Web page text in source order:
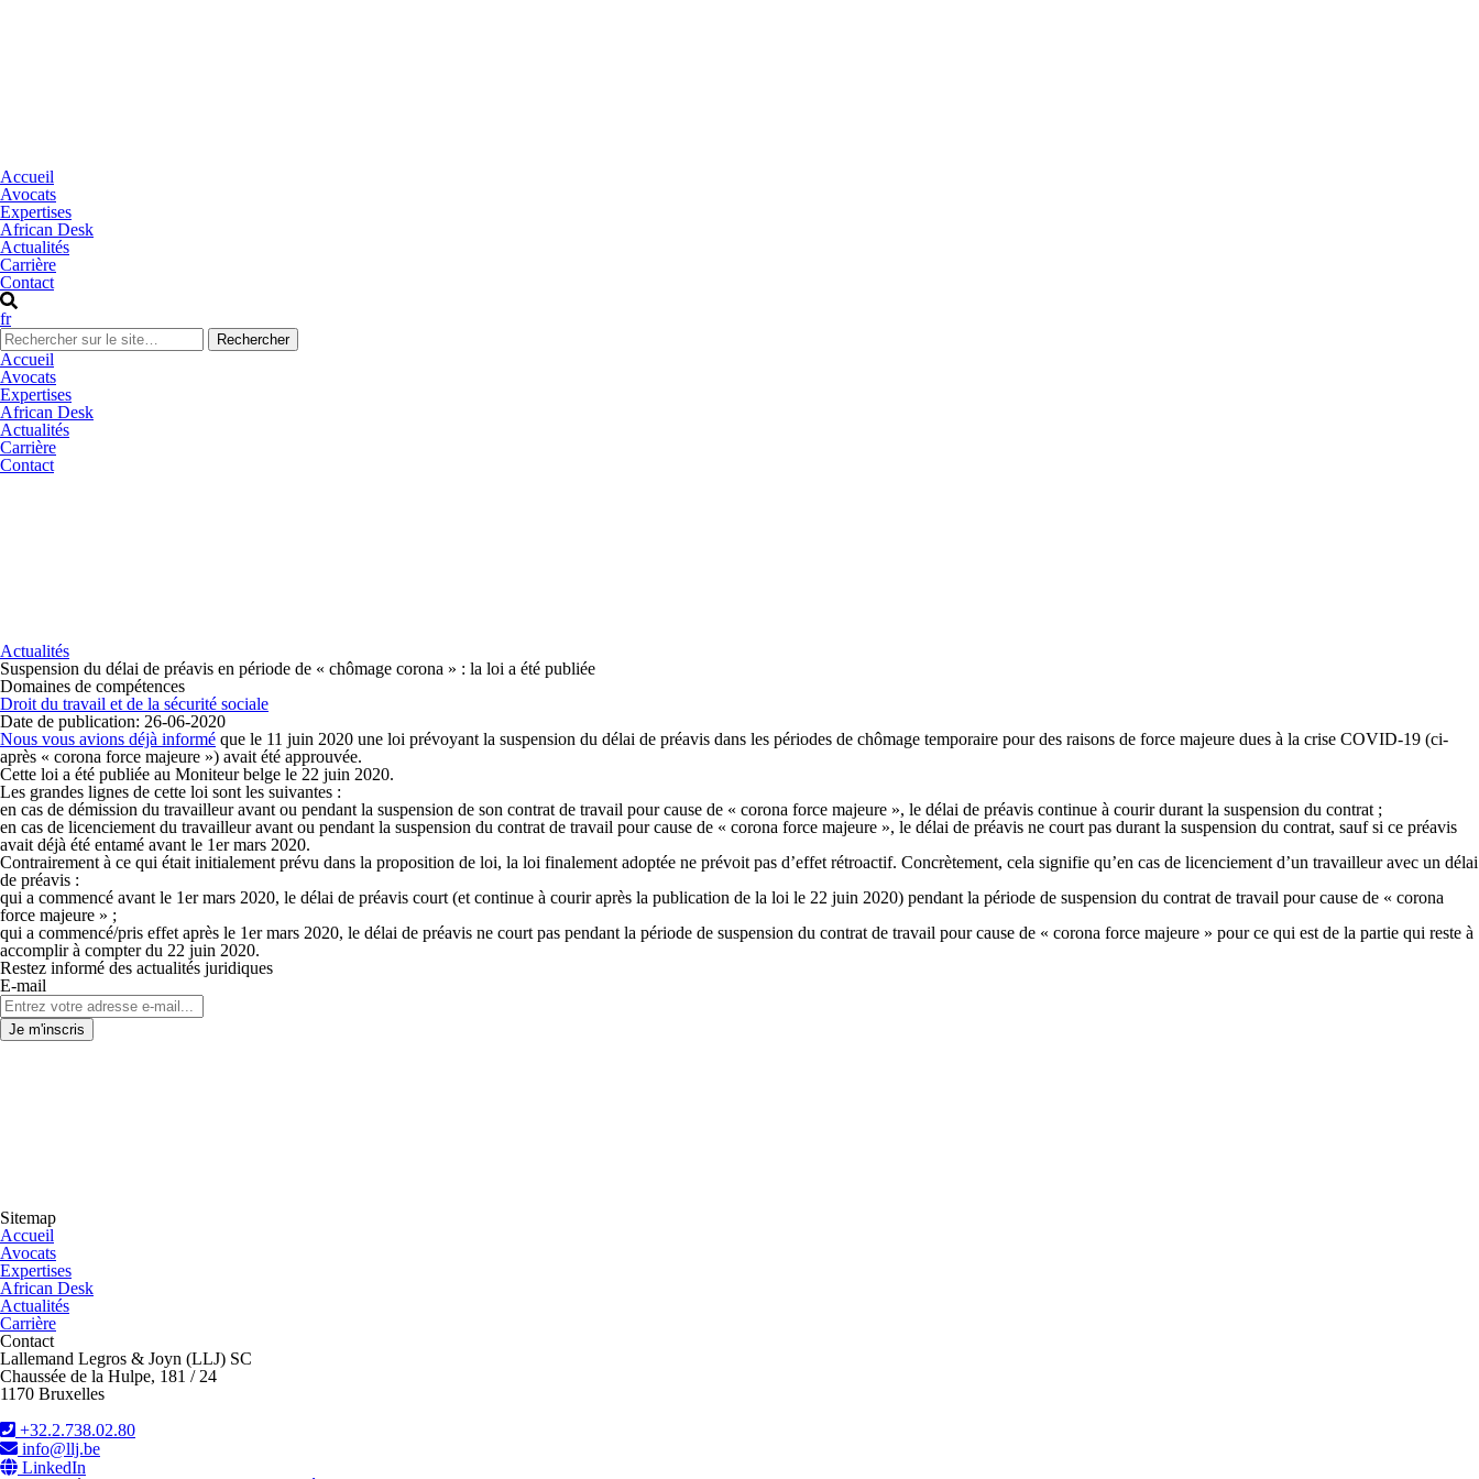
Accueil
Avocats
Expertises
African Desk
Actualités
Carrière
Contact
fr
Accueil
Avocats
Expertises
African Desk
Actualités
Carrière
Contact
Actualités
Suspension du délai de préavis en période de « chômage corona » : la loi a été publiée
Domaines de compétences
Droit du travail et de la sécurité sociale
Date de publication: 26-06-2020
Nous vous avions déjà informé que le 11 juin 2020 une loi prévoyant la suspension du délai de préavis dans les périodes de chômage temporaire pour des raisons de force majeure dues à la crise COVID-19 (ci-
après « corona force majeure ») avait été approuvée.
Cette loi a été publiée au Moniteur belge le 22 juin 2020.
Les grandes lignes de cette loi sont les suivantes :
en cas de démission du travailleur avant ou pendant la suspension de son contrat de travail pour cause de « corona force majeure », le délai de préavis continue à courir durant la suspension du contrat ;
en cas de licenciement du travailleur avant ou pendant la suspension du contrat de travail pour cause de « corona force majeure », le délai de préavis ne court pas durant la suspension du contrat, sauf si ce préavis
avait déjà été entamé avant le 1er mars 2020.
Contrairement à ce qui était initialement prévu dans la proposition de loi, la loi finalement adoptée ne prévoit pas d’effet rétroactif. Concrètement, cela signifie qu’en cas de licenciement d’un travailleur avec un délai
de préavis :
qui a commencé avant le 1ermars 2020, le délai de préavis court (et continue à courir après la publication de la loi le 22 juin 2020) pendant la période de suspension du contrat de travail pour cause de « corona
force majeure » ;
qui a commencé/pris effet après le 1ermars 2020, le délai de préavis ne court pas pendant la période de suspension du contrat de travail pour cause de « corona force majeure » pour ce qui est de la partie qui reste à
accomplir à compter du 22 juin 2020.
Restez informé des actualités juridiques
E-mail
Sitemap
Accueil
Avocats
Expertises
African Desk
Actualités
Carrière
Contact
Lallemand Legros & Joyn (LLJ) SC
Chaussée de la Hulpe, 181 / 24
1170 Bruxelles
+32.2.738.02.80
info@llj.be
LinkedIn